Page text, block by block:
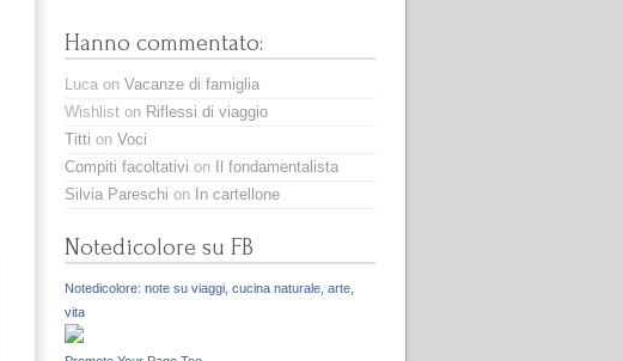
Hanno commentato:
Luca on Vacanze di famiglia
Wishlist on Riflessi di viaggio
Titti on Voci
Compiti facoltativi on
Il fondamentalista
Silvia Pareschi on In cartellone
Notedicolore su FB
Notedicolore: note su viaggi, cucina naturale, arte,
vita